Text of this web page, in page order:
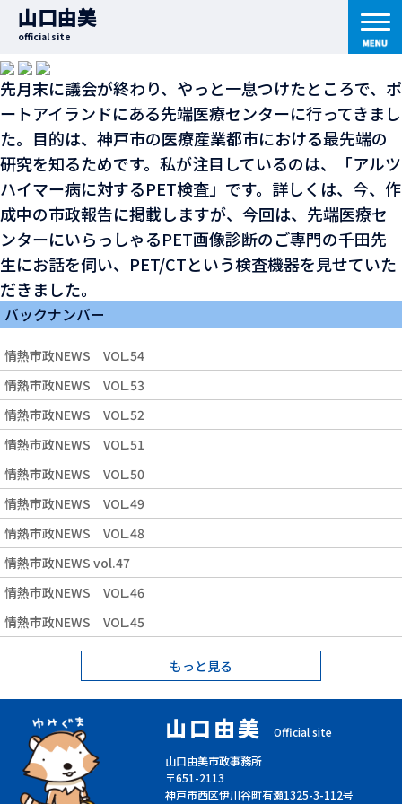
山口由美
official site
2012年11月1日
先端医療センター
先月末に議会が終わり、やっと一息つけたところで、ポ
ートアイランドにある先端医療センターに行ってきまし
た。目的は、神戸市の医療産業都市における最先端の
研究を知るためです。私が注目しているのは、「アルツ
ハイマー病に対するPET検査」です。詳しくは、今、作
成中の市政報告に掲載しますが、今回は、先端医療セ
ンターにいらっしゃるPET画像診断のご専門の千田先
生にお話を伺い、PET/CTという検査機器を見せていた
だきました。
バックナンバー
情熱市政NEWS VOL.54
情熱市政NEWS VOL.53
情熱市政NEWS VOL.52
情熱市政NEWS VOL.51
情熱市政NEWS VOL.50
情熱市政NEWS VOL.49
情熱市政NEWS VOL.48
情熱市政NEWS vol.47
情熱市政NEWS VOL.46
情熱市政NEWS VOL.45
もっと見る
山口由美
Official site
山口由美市政事務所
〒651-2113
神戸市西区伊川谷町有瀬1325-3-112号